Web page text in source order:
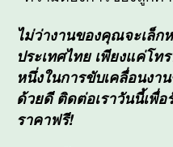
ไม่ว่างานของคุณจะเล็
ประเทศไทย เพียงแค่โท
หนึ่งในการขับเคลื่อนงา
ด้วยดี ติดต่อเราวันนี้เพื่
ราคาฟรี!